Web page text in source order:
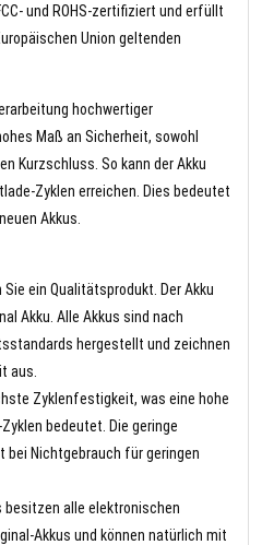
und ROHS-zertifiziert und erfüllt
Union geltenden
hochwertiger
Maß an Sicherheit, sowohl
Kurzschluss. So kann der Akku
Zyklen erreichen. Dies bedeutet
Akkus.
ein Qualitätsprodukt. Der Akku
Akku. Alle Akkus sind nach
hergestellt und zeichnen
aus.
Zyklenfestigkeit, was eine hohe
bedeutet. Die geringe
bei Nichtgebrauch für geringen
besitzen alle elektronischen
Akkus und können natürlich mit